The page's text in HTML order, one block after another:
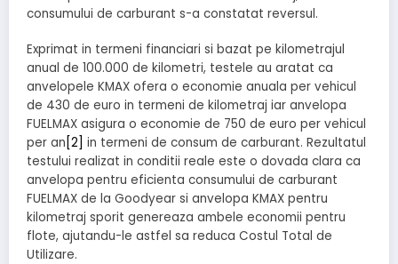
consumului de carburant s-a constatat reversul.
Exprimat in termeni financiari si bazat pe kilometrajul
anual de 100.000 de kilometri, testele au aratat ca
anvelopele KMAX ofera o economie anuala per vehicul
de 430 de euro in termeni de kilometraj iar anvelopa
FUELMAX asigura o economie de 750 de euro per vehicul
per an [2] in termeni de consum de carburant. Rezultatul
testului realizat in conditii reale este o dovada clara ca
anvelopa pentru eficienta consumului de carburant
FUELMAX de la Goodyear si anvelopa KMAX pentru
kilometraj sporit genereaza ambele economii pentru
flote, ajutandu-le astfel sa reduca Costul Total de
Utilizare.